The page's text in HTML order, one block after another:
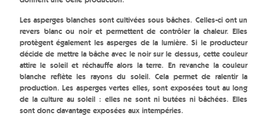
Les asperges blanches sont cultivées sous bâches. Celles-ci ont un
revers blanc ou noir et permettent de contrôler la chaleur. Elles
protègent également les asperges de la lumière. Si le producteur
décide de mettre la bâche avec le noir sur le dessus, cette couleur
attire le soleil et réchauffe alors la terre. En revanche la couleur
blanche reflète les rayons du soleil. Cela permet de ralentir la
production. Les asperges vertes elles, sont exposées tout au long
de la culture au soleil : elles ne sont ni butées ni bâchées. Elles
sont donc davantage exposées aux intempéries.